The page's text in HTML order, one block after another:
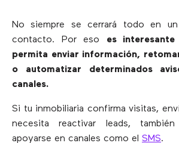
No siempre se cerrará todo en
contacto. Por eso es
permita enviar información,
o automatizar determinados
canales.
Si tu inmobiliaria confirma visitas,
necesita reactivar leads,
apoyarse en canales como el SMS.